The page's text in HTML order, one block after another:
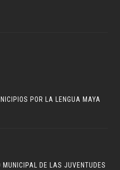
POR LA LENGUA MAYA
MUNICIPAL DE LAS JUVENTUDES